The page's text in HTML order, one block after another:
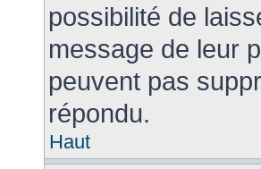
possibilité de
message de leur
peuvent pas
répondu.
Haut